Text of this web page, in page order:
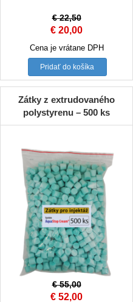
€22,50
Original
price
was:
€ 22,50.
€ 20,00Current
price
is:
€ 20,00.
Cena je vrátane DPH
Pridať do košíka
Zátky z extrudovaného
polystyrenu – 500 ks
€55,00
Original
€ 52,00Current